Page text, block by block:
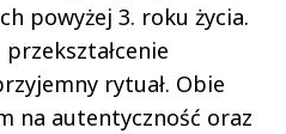
powyżej 3. roku życia.
rytuał. Obie
na autentyczność oraz